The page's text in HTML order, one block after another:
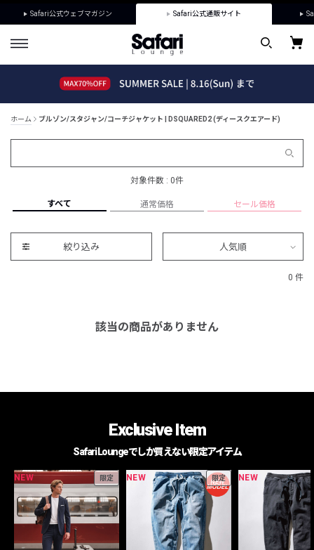
Safari公式ウェブマガジン Safari公式通販サイト
ホーム ブルゾン/スタジャン/コーチジャケット | DSQUARED2 (ディースクエアード)
対象件数 : 0件
すべて 通常価格 セール価格
絞り込み 人気順
0 件
該当の商品がありません
Exclusive Item
Safari Loungeでしか買えない限定アイテム
NEW 限定 NEW 限定 NEW